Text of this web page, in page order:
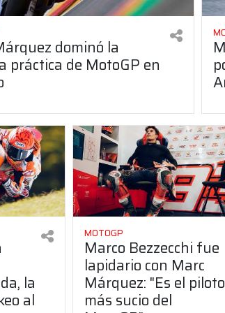
dominó la
práctica de MotoGP en
la
al
MOTOGP
Marco Bezzecchi fue
lapidario con Marc
Márquez: "Es el piloto
más sucio del